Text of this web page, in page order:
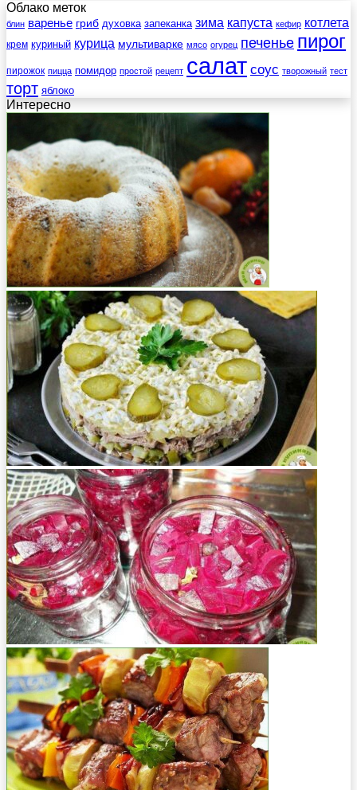
Облако меток
блин варенье гриб духовка запеканка зима капуста кефир котлета
крем куриный курица мультиварке мясо огурец печенье пирог
пирожок пицца помидор простой рецепт салат соус творожный тест
торт яблоко
Интересно